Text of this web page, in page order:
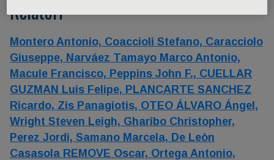
Relatori
Montero Antonio, Coaccioli Stefano, Caracciolo
Giuseppe, Narváez Tamayo Marco Antonio,
Macule Francisco, Peppins John F., CUELLAR
GUZMAN Luis Felipe, PLANCARTE SANCHEZ
Ricardo, Zis Panagiotis, OTEO ÁLVARO Ángel,
Wright Steven Leigh, Gharibo Christopher,
Perez Jordi, Samano Marcela, De Leòn
Casasola REMOVE Oscar, Ortega Antonio,